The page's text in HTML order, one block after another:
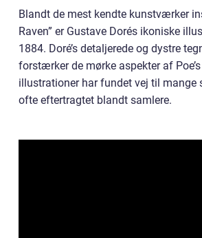
Blandt de mest kendte kunstværker
Raven” er Gustave Dorés ikoniske
1884. Doré’s detaljerede og dystre
forstærker de mørke aspekter af
illustrationer har fundet vej til mange
ofte eftertragtet blandt samlere.